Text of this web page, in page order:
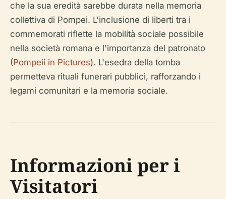
che la sua eredità sarebbe durata nella memoria
collettiva di Pompei. L'inclusione di liberti tra i
commemorati riflette la mobilità sociale possibile
nella società romana e l'importanza del patronato
(Pompeii in Pictures). L'esedra della tomba
permetteva rituali funerari pubblici, rafforzando i
legami comunitari e la memoria sociale.
Informazioni per i
Visitatori